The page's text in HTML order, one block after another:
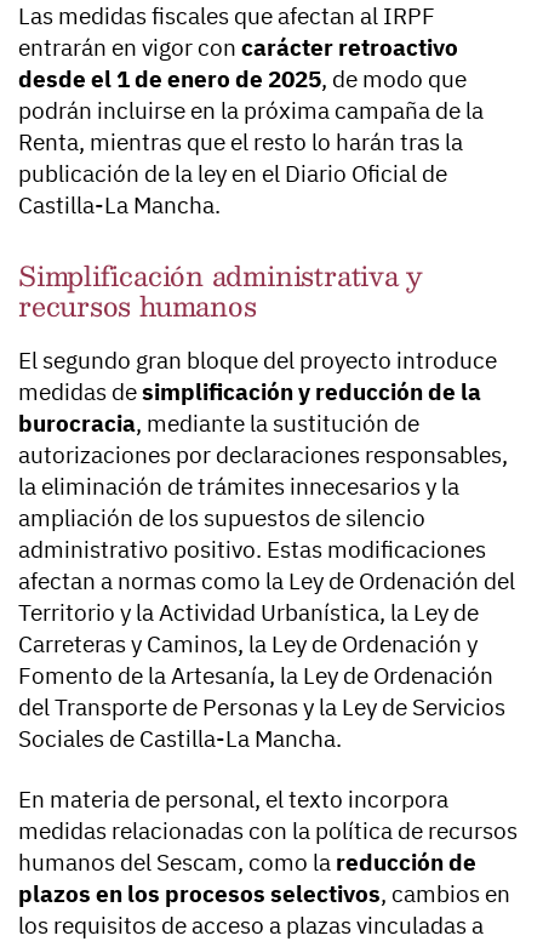
Las medidas fiscales que afectan al IRPF
entrarán en vigor con carácter retroactivo
desde el 1 de enero de 2025, de modo que
podrán incluirse en la próxima campaña de la
Renta, mientras que el resto lo harán tras la
publicación de la ley en el Diario Oficial de
Castilla-La Mancha.
Simplificación administrativa y
recursos humanos
El segundo gran bloque del proyecto introduce
medidas desimplificación y reducción de la
burocracia, mediante la sustitución de
autorizaciones por declaraciones responsables,
la eliminación de trámites innecesarios y la
ampliación de los supuestos de silencio
administrativo positivo. Estas modificaciones
afectan a normas como la Ley de Ordenación del
Territorio y la Actividad Urbanística, la Ley de
Carreteras y Caminos, la Ley de Ordenación y
Fomento de la Artesanía, la Ley de Ordenación
del Transporte de Personas y la Ley de Servicios
Sociales de Castilla-La Mancha.
En materia de personal, el texto incorpora
medidas relacionadas con la política de recursos
humanos del Sescam, como la reducción de
plazos en los procesos selectivos, cambios en
los requisitos de acceso a plazas vinculadas a